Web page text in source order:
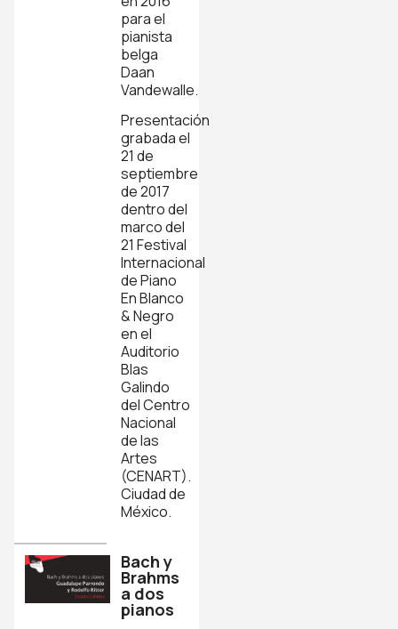
para el
pianista
belga
Daan
Vandewalle.
Presentación
grabada el
21 de
septiembre
de 2017
dentro del
marco del
21 Festival
Internacional
de Piano
En Blanco
& Negro
en el
Auditorio
Blas
Galindo
del Centro
Nacional
de las
Artes
(CENART).
Ciudad de
México.
Bach y
Brahms
a dos
pianos